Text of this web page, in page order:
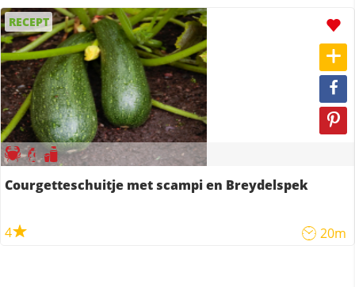
RECEPT
Courgetteschuitje met scampi en Breydelspek
4 20m